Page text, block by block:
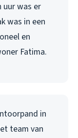
uur was er
was in een
en
Fatima.
in
team van